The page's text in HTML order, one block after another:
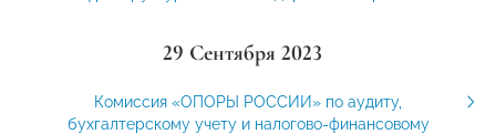
29 Сентября 2023
Комиссия «ОПОРЫ РОССИИ» по аудиту,
бухгалтерскому учету и налогово-финансовому